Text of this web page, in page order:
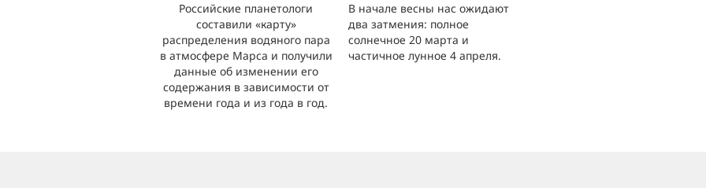
Российские планетологи
составили «карту»
распределения водяного пара
в атмосфере Марса и получили
данные об изменении его
содержания в зависимости от
времени года и из года в год.
В начале весны нас ожидают
два затмения: полное
солнечное 20 марта и
частичное лунное 4 апреля.